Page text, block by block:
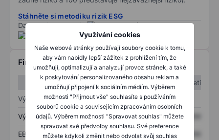
Využívání cookies
Naše webové stránky používají soubory cookie k tomu,
aby vám nabídly lepší zážitek z prohlížení tím, že
umožňují, optimalizují a analyzují provoz stránek, a také
k poskytování personalizovaného obsahu reklam a
umožňují připojení k sociálním médiím. Výběrem
možnosti "Přijmout vše" souhlasíte s používáním
souborů cookie a souvisejícím zpracováním osobních
údajů. Výběrem možnosti "Spravovat souhlas" můžete
spravovat své předvolby souhlasu. Své preference
můžete kdykoli změnit nebo odvolat svůj souhlas
Stáhněte si metodiku rizik ESG
Data poskytnuta od
/
Finanční informace
1. čtvrtletí
2. čtvrtletí
Výkaz zisku a ztráty
Výnos XXXXXXX XXXXXXX
EBITDA XXXXXXX XXXXXXX